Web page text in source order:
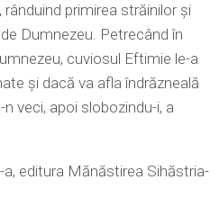
primirea străinilor și
Dumnezeu. Petrecând în
cuviosul Eftimie le-a
și dacă va afla îndrăzneală
veci, apoi slobozindu-i, a
a, editura Mănăstirea Sihăstria-